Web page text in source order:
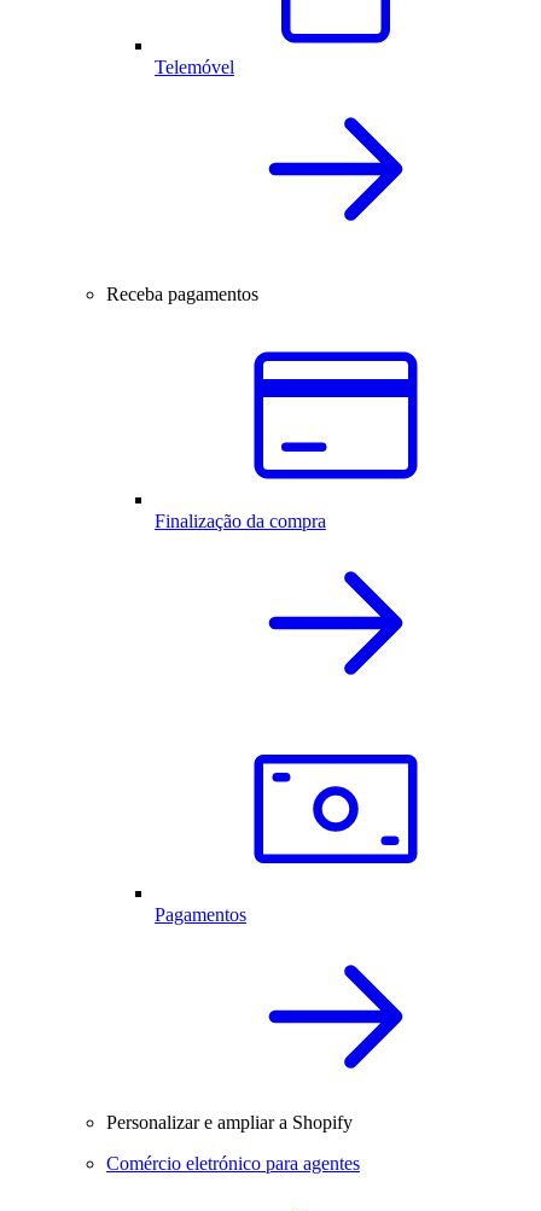
Telemóvel
Receba pagamentos
Finalização da compra
Pagamentos
Personalizar e ampliar a Shopify
Comércio eletrónico para agentes